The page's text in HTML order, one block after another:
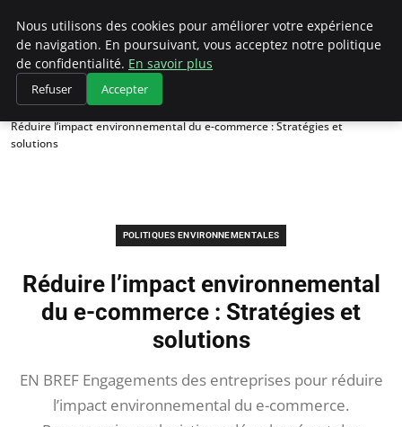
Climategatecountryclub.com
Accueil
Politiques environnementales
Réduire l’impact environnemental du e-commerce : Stratégies et
solutions
POLITIQUES ENVIRONNEMENTALES
Réduire l’impact environnemental
du e-commerce : Stratégies et
solutions
EN BREF Engagements des entreprises pour réduire
l’impact environnemental du e-commerce.
Nous utilisons des cookies pour améliorer votre expérience
de navigation. En poursuivant, vous acceptez notre politique
de confidentialité. En savoir plus
Refuser Accepter